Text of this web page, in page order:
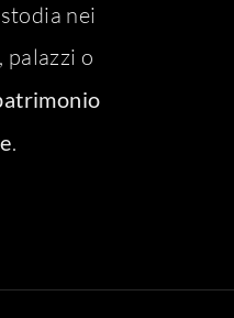
nei
palazzi o
.